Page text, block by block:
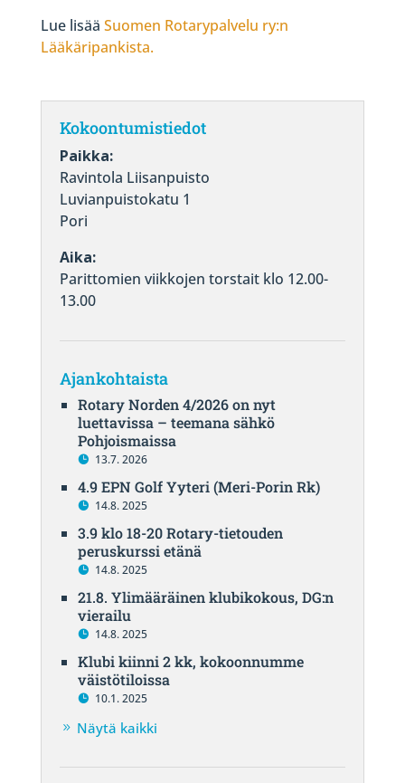
Lue lisää Suomen Rotarypalvelu ry:n
Lääkäripankista.
Kokoontumistiedot
Paikka:
Ravintola Liisanpuisto
Luvianpuistokatu 1
Pori
Aika:
Parittomien viikkojen torstait klo 12.00-
13.00
Ajankohtaista
Rotary Norden 4/2026 on nyt
luettavissa – teemana sähkö
Pohjoismaissa
13.7. 2026
4.9 EPN Golf Yyteri (Meri-Porin Rk)
14.8. 2025
3.9 klo 18-20 Rotary-tietouden
peruskurssi etänä
14.8. 2025
21.8. Ylimääräinen klubikokous, DG:n
vierailu
14.8. 2025
Klubi kiinni 2 kk, kokoonnumme
väistötiloissa
10.1. 2025
Näytä kaikki